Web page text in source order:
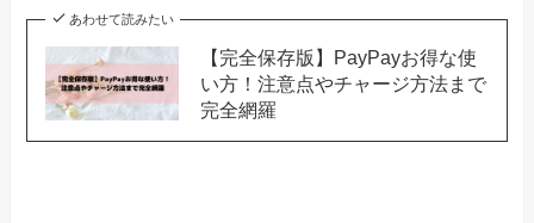
あわせて読みたい
【完全保存版】PayPayお得な使
い方！注意点やチャージ方法まで
完全網羅